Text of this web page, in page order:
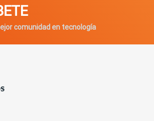
comunidad en tecnología